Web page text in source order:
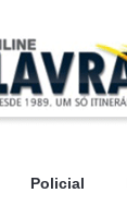
Policial